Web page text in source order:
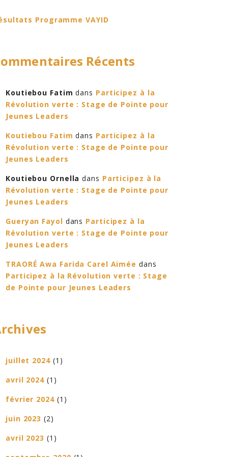
Programme VAYID
Récents
Koutiebou Fatim dans Participez à la
Révolution verte : Stage de Pointe pour
Jeunes Leaders
Koutiebou Fatim dans Participez à la
Révolution verte : Stage de Pointe pour
Jeunes Leaders
Koutiebou Ornella dans Participez à la
Révolution verte : Stage de Pointe pour
Jeunes Leaders
Gueryan Fayol dans Participez à la
Révolution verte : Stage de Pointe pour
Jeunes Leaders
TRAORÉ Awa Farida Carel Aimée dans
Participez à la Révolution verte : Stage
de Pointe pour Jeunes Leaders
juillet 2024(1)
avril 2024 (1)
février 2024(1)
juin 2023 (2)
avril 2023 (1)